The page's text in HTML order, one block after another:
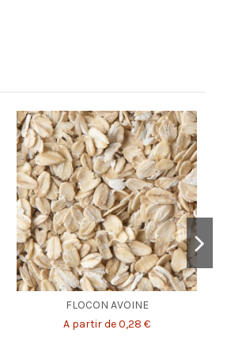
FLOCON AVOINE
A partir de 0,28 €